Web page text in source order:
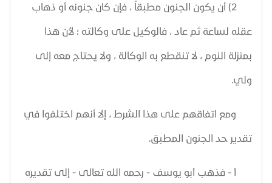
2) أن يكون الجنون مطبقاً ، فإن كان جنونه أو ذهاب
عقله لساعة ثم عاد ، فالوكيل على وكالته ؛ لأن هذا
بمنزلة النوم ، لا تنقطع به الوكالة ، ولا يحتاج معه إلى
ولي.
ومع اتفاقهم على هذا الشرط ، إلا أنهم اختلفوا في
تقدير حد الجنون المطبق.
أ - فذهب أبو يوسف - رحمه الله تعالى - إلى تقديره